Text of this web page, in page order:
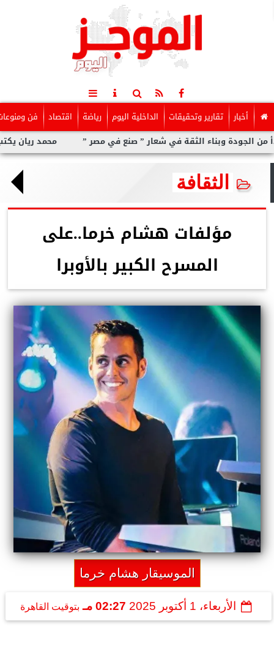
أخبار تقارير وتحقيقات الداخلية اليوم رياضة اقتصاد فن
محمد ريان يكتب: ماالذى وبناء الثقة في شعار ” صنع في مصر ”
الثقافة
مؤلفات هشام خرما..على
المسرح الكبير بالأوبرا
الموسيقار هشام خرما
الأربعاء، 1 أكتوبر 2025 02:27 مـ بتوقيت القاهرة